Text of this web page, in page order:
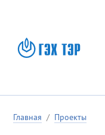
Главная / Проекты